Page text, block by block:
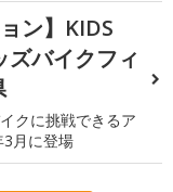
ン】KIDS
ズバイクフィ
クに挑戦できるア
3月に登場